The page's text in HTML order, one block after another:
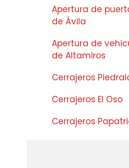
Apertura de
de Ávila
Apertura de
de Altamiros
Cerrajeros
Cerrajeros El Oso
Cerrajeros